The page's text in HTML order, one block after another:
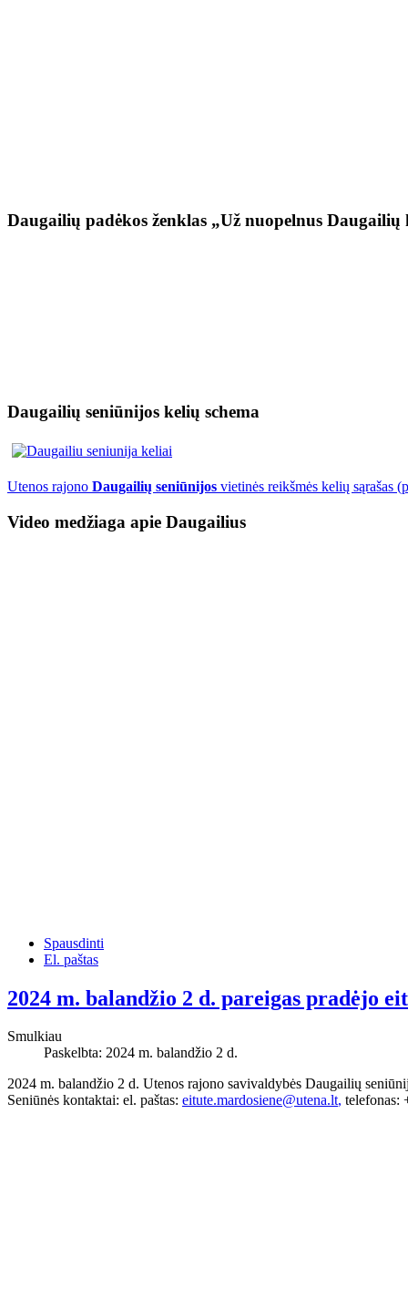
Daugailių padėkos ženklas „Už nuopelnus
Daugailių seniūnijos kelių schema
Utenos rajono Daugailių seniūnijos vietinės reikšmės kelių sąrašas
Video medžiaga apie Daugailius
Spausdinti
El. paštas
2024 m. balandžio 2 d. pareigas pradėjo
Smulkiau
Paskelbta: 2024 m. balandžio 2 d.
2024 m. balandžio 2 d. Utenos rajono savivaldybės Daugailių
Seniūnės kontaktai: el. paštas: eitute.mardosiene@utena.lt, telefonas: